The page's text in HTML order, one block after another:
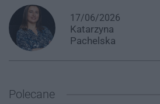
17/06/2026
Katarzyna
Pachelska
Polecane